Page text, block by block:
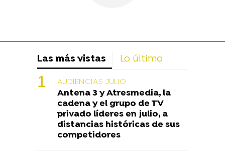
Las más vistas Lo último
AUDIENCIAS JULIO
Antena 3 y Atresmedia, la
cadena y el grupo de TV
privado líderes en julio, a
distancias históricas de sus
competidores